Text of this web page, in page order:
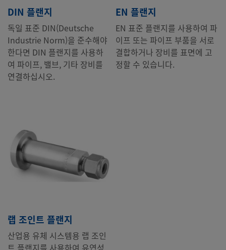
DIN 플랜지
독일 표준 DIN(Deutsche
Industrie Norm)을 준수해야
한다면 DIN 플랜지를 사용하
여 파이프, 밸브, 기타 장비를
연결하십시오.
EN 플랜지
EN 표준 플랜지를 사용하여 파
이프 또는 파이프 부품을 서로
결합하거나 장비를 표면에 고
정할 수 있습니다.
랩 조인트 플랜지
산업용 유체 시스템용 랩 조인
트 플랜지를 사용하여 유연성